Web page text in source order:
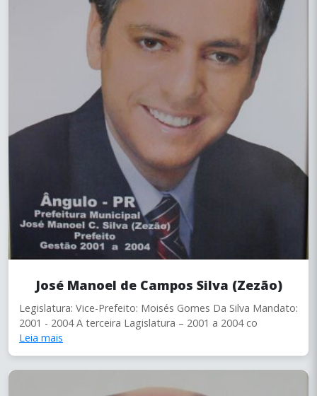
José Manoel de Campos Silva (Zezão)
Legislatura: Vice-Prefeito: Moisés Gomes Da Silva Mandato:
2001 - 2004 A terceira Lagislatura – 2001 a 2004 co
Leia mais